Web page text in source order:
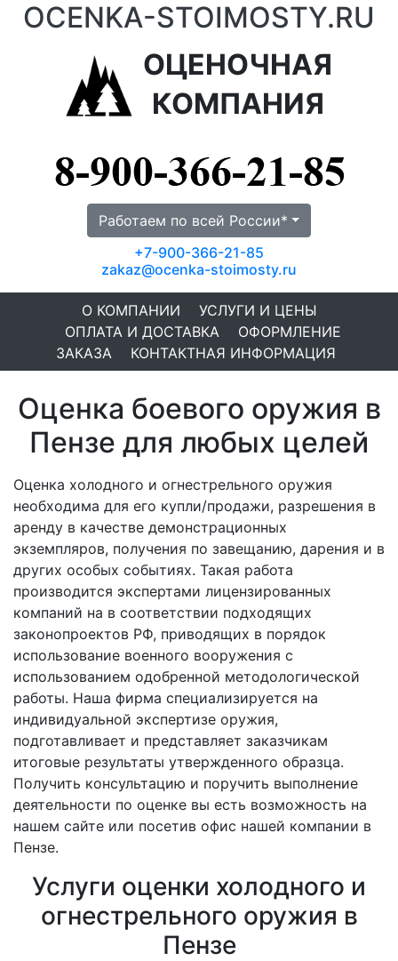
OCENKA-STOIMOSTY.RU
ОЦЕНОЧНАЯ
КОМПАНИЯ
Работаем по всей России*
+7-900-366-21-85
zakaz@ocenka-stoimosty.ru
О КОМПАНИИ
УСЛУГИ И ЦЕНЫ
ОПЛАТА И ДОСТАВКА
ОФОРМЛЕНИЕ
ЗАКАЗА
КОНТАКТНАЯ ИНФОРМАЦИЯ
Оценка боевого оружия в
Пензе для любых целей
Оценка холодного и огнестрельного оружия
необходима для его купли/продажи, разрешения в
аренду в качестве демонстрационных
экземпляров, получения по завещанию, дарения и в
других особых событиях. Такая работа
производится экспертами лицензированных
компаний на в соответствии подходящих
законопроектов РФ, приводящих в порядок
использование военного вооружения с
использованием одобренной методологической
работы. Наша фирма специализируется на
индивидуальной экспертизе оружия,
подготавливает и представляет заказчикам
итоговые результаты утвержденного образца.
Получить консультацию и поручить выполнение
деятельности по оценке вы есть возможность на
нашем сайте или посетив офис нашей компании в
Пензе.
Услуги оценки холодного и
огнестрельного оружия в
Пензе